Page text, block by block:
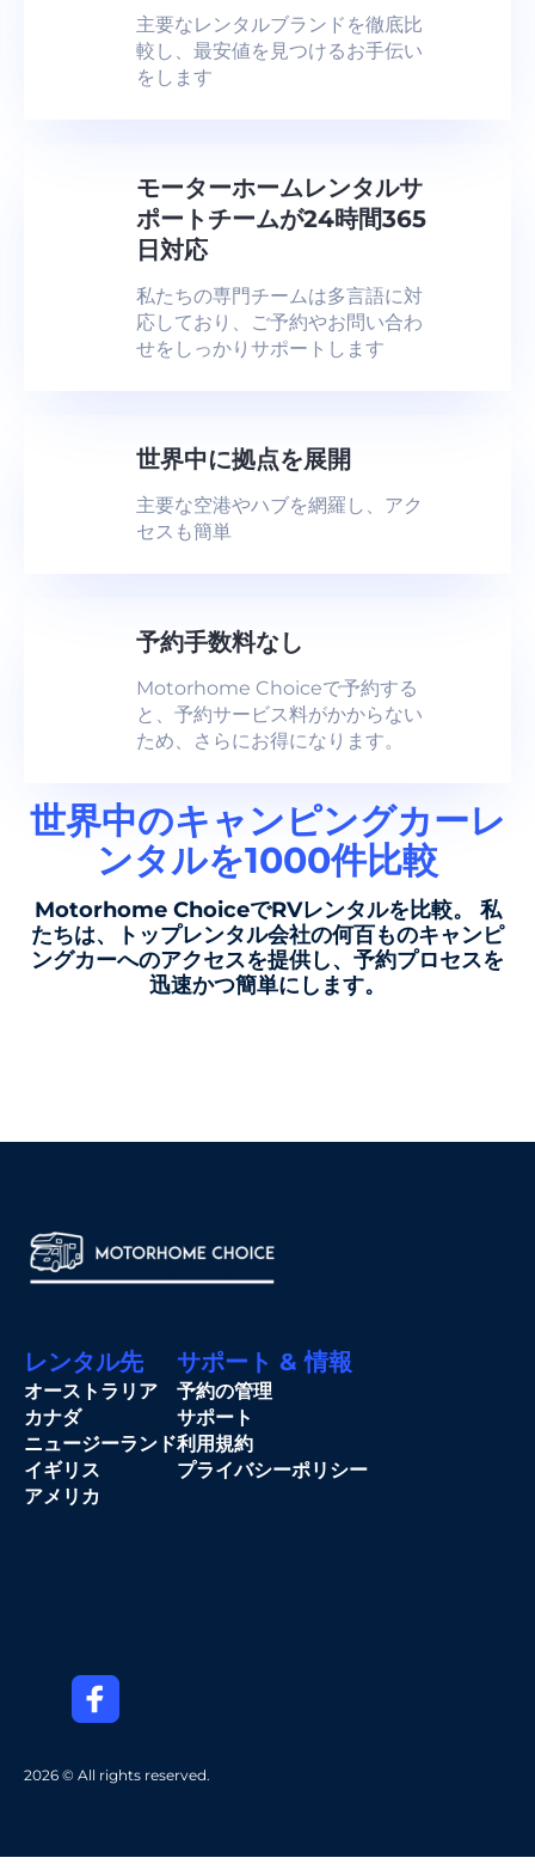
主要なレンタルブランドを徹底比
較し、最安値を見つけるお手伝い
をします
モーターホームレンタルサ
ポートチームが24時間365
日対応
私たちの専門チームは多言語に対
応しており、ご予約やお問い合わ
せをしっかりサポートします
世界中に拠点を展開
主要な空港やハブを網羅し、アク
セスも簡単
予約手数料なし
Motorhome Choiceで予約する
と、予約サービス料がかからない
ため、さらにお得になります。
世界中のキャンピングカーレ
ンタルを1000件比較
Motorhome ChoiceでRVレンタルを比較。 私
たちは、トップレンタル会社の何百ものキャンピ
ングカーへのアクセスを提供し、予約プロセスを
迅速かつ簡単にします。
2026 © All rights reserved.
レンタル先
オーストラリア
カナダ
ニュージーランド
イギリス
アメリカ
サポート & 情報
予約の管理
サポート
利用規約
プライバシーポリシー